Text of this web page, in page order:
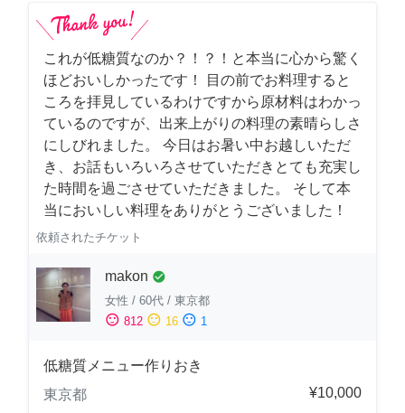
これが低糖質なのか？！？！と本当に心から驚く
ほどおいしかったです！ 目の前でお料理すると
ころを拝見しているわけですから原材料はわかっ
ているのですが、出来上がりの料理の素晴らしさ
にしびれました。 今日はお暑い中お越しいただ
き、お話もいろいろさせていただきとても充実し
た時間を過ごさせていただきました。 そして本
当においしい料理をありがとうございました！
依頼されたチケット
makon check_circle
女性 / 60代 / 東京都
sentiment_satisfied 812 sentiment_neutral 16 sentiment_dissatisfied 1
低糖質メニュー作りおき
東京都
¥10,000